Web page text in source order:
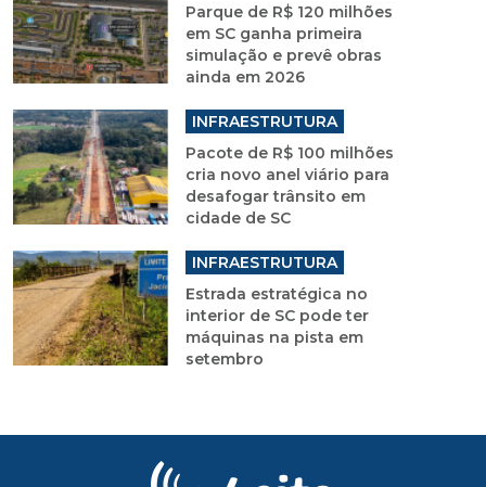
Parque de R$ 120 milhões
em SC ganha primeira
simulação e prevê obras
ainda em 2026
INFRAESTRUTURA
Pacote de R$ 100 milhões
cria novo anel viário para
desafogar trânsito em
cidade de SC
INFRAESTRUTURA
Estrada estratégica no
interior de SC pode ter
máquinas na pista em
setembro